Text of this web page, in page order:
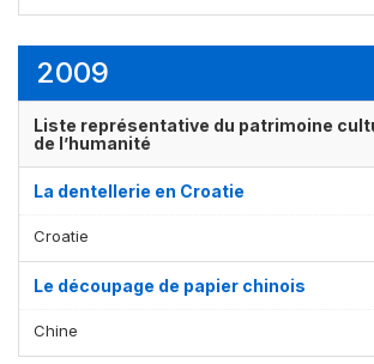
2009
Liste représentative du patrimoine
de l’humanité
La dentellerie en Croatie
Croatie
Le découpage de papier chinois
Chine